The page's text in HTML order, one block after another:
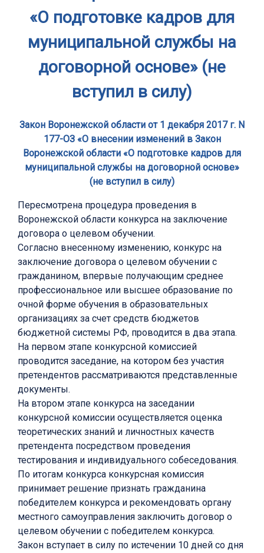
«О подготовке кадров для
муниципальной службы на
договорной основе» (не
вступил в силу)
Закон Воронежской области от 1 декабря 2017 г. N
177-ОЗ «О внесении изменений в Закон
Воронежской области «О подготовке кадров для
муниципальной службы на договорной основе»
(не вступил в силу)
Пересмотрена процедура проведения в
Воронежской области конкурса на заключение
договора о целевом обучении.
Согласно внесенному изменению, конкурс на
заключение договора о целевом обучении с
гражданином, впервые получающим среднее
профессиональное или высшее образование по
очной форме обучения в образовательных
организациях за счет средств бюджетов
бюджетной системы РФ, проводится в два этапа.
На первом этапе конкурсной комиссией
проводится заседание, на котором без участия
претендентов рассматриваются представленные
документы.
На втором этапе конкурса на заседании
конкурсной комиссии осуществляется оценка
теоретических знаний и личностных качеств
претендента посредством проведения
тестирования и индивидуального собеседования.
По итогам конкурса конкурсная комиссия
принимает решение признать гражданина
победителем конкурса и рекомендовать органу
местного самоуправления заключить договор о
целевом обучении с победителем конкурса.
Закон вступает в силу по истечении 10 дней со дня